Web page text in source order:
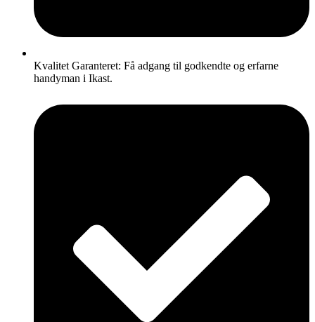
Kvalitet Garanteret: Få adgang til godkendte og erfarne
handyman i Ikast.